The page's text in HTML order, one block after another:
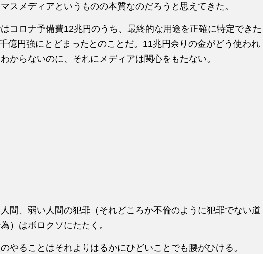
スメディアというものの本質なのだろうと思えてきた。
コロナ予備費12兆円のうち、最終的な用途を正確に特定できた
億円強にとどまったとのことだ。11兆円余りの金がどう使われ
からないのに、それにメディアは関心をもたない。
間、弱い人間の犯罪（それどころか不倫のように犯罪でない道
）はボロクソにたたく。
やることはそれよりはるかにひどいことでも腰がひける。